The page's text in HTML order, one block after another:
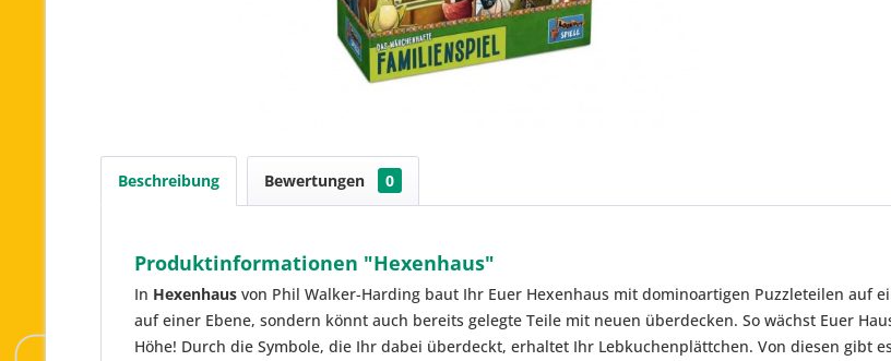
Beschreibung Bewertungen 0
Produktinformationen "Hexenhaus"
In Hexenhaus von Phil Walker-Harding baut Ihr Euer Hexenhaus mit dominoartigen Puzzleteilen auf
auf einer Ebene, sondern könnt auch bereits gelegte Teile mit neuen überdecken. So wächst Euer
Höhe! Durch die Symbole, die Ihr dabei überdeckt, erhaltet Ihr Lebkuchenplättchen. Von diesen gibt